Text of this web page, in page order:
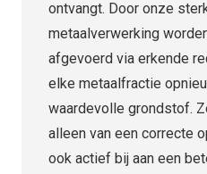
ontvangt. Door onze
metaalverwerking
afgevoerd via erkende
elke metaalfractie
waardevolle grondstof.
alleen van een correcte
ook actief bij aan een